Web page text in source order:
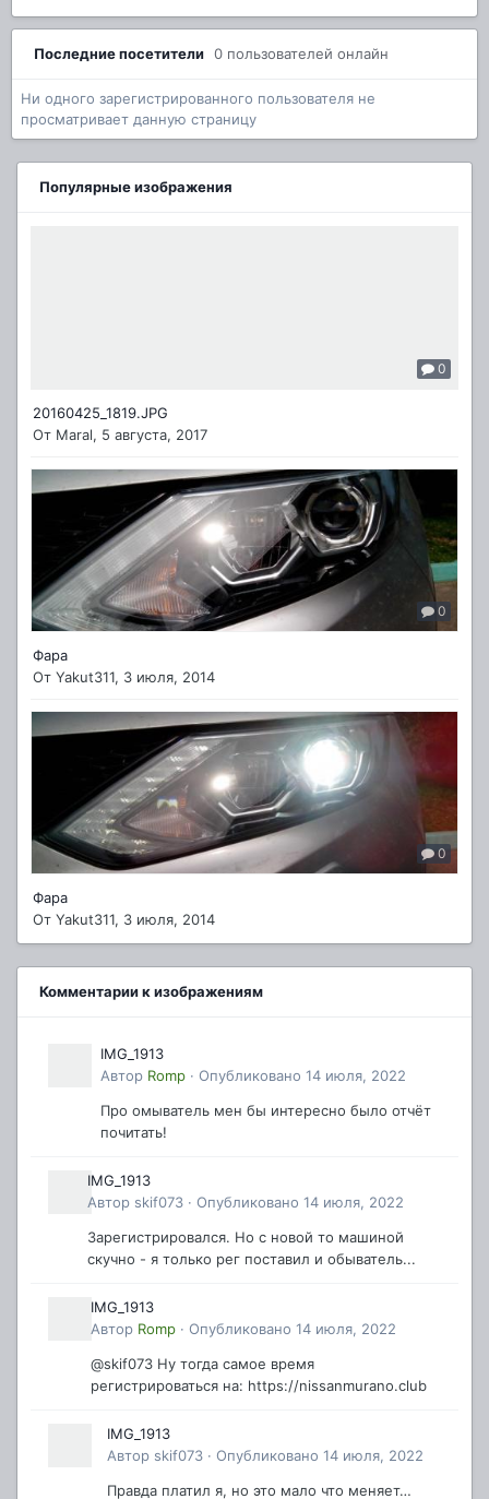
Последние посетители 0 пользователей онлайн
Ни одного зарегистрированного пользователя не
просматривает данную страницу
Популярные изображения
0
20160425_1819.JPG
От Maral, 5 августа, 2017
0
Фара
От Yakut311, 3 июля, 2014
0
Фара
От Yakut311, 3 июля, 2014
Комментарии к изображениям
IMG_1913
Автор Romp ·Опубликовано14 июля, 2022
Про омыватель мен бы интересно было отчёт
почитать!
IMG_1913
Автор skif073 ·Опубликовано14 июля, 2022
Зарегистрировался. Но с новой то машиной
скучно - я только рег поставил и обыватель...
IMG_1913
Автор Romp ·Опубликовано14 июля, 2022
@skif073 Ну тогда самое время
регистрироваться на: https://nissanmurano.club
IMG_1913
Автор skif073 · Опубликовано 14 июля, 2022
Правда платил я, но это мало что меняет…